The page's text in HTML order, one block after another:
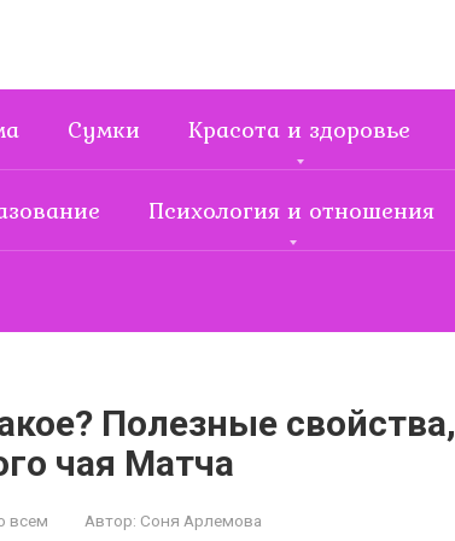
Сумки Красота и здоровье
Психология и отношения
Полезные свойства,
чая Матча
всем Автор: Соня Арлемова